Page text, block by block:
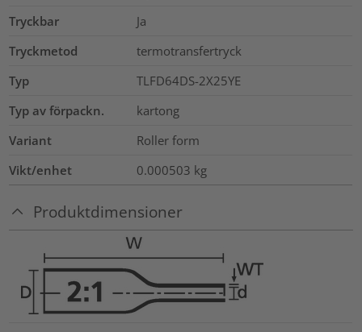
Tryckbar
Ja
Tryckmetod
termotransfertryck
Typ
TLFD64DS-2X25YE
Typ av förpackn.
kartong
Variant
Roller form
Vikt/enhet
0.000503 kg
Produktdimensioner